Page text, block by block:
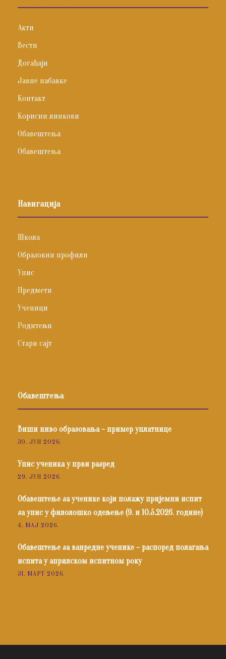
Акти
Вести
Догађаји
Јавне набавке
Контакт
Корисни линкови
Обавештења
Обавештења
Навигација
Школа
Образовни профили
Упис
Предмети
Ученици
Родитељи
Стари сајт
Обавештења
Виши ниво образовања – пример уплатнице
30. ЈУН 2026.
Упис ученика у први разред
29. ЈУН 2026.
Обавештење за ученике који полажу пријемни испит
за упис у филолошко одељење (9. и 10.5.2026. године)
4. МАЈ 2026.
Обавештење за ванредне ученике – распоред полагања
испита у априлском испитном року
31. МАРТ 2026.